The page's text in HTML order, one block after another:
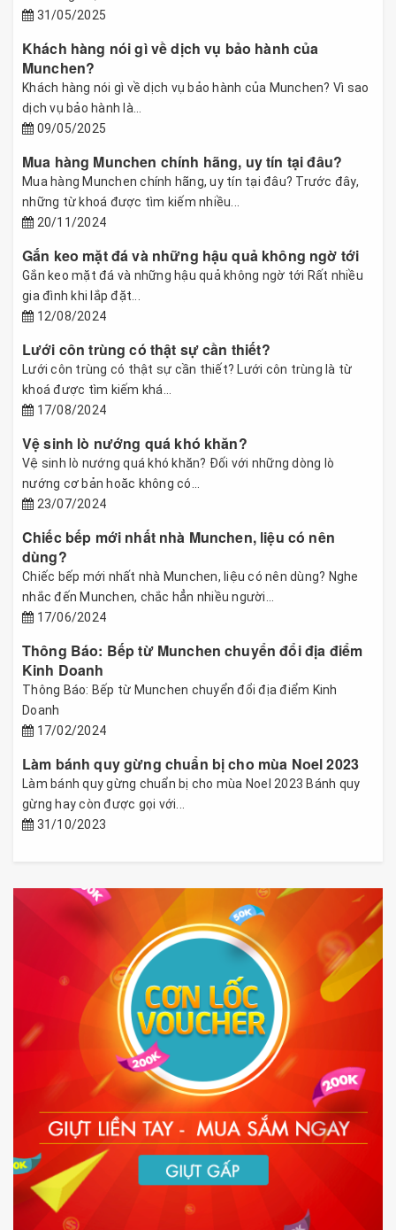
31/05/2025
Khách hàng nói gì về dịch vụ bảo hành của
Munchen?
Khách hàng nói gì về dịch vụ bảo hành của Munchen? Vì sao
dịch vụ bảo hành là...
09/05/2025
Mua hàng Munchen chính hãng, uy tín tại đâu?
Mua hàng Munchen chính hãng, uy tín tại đâu? Trước đây,
những từ khoá được tìm kiếm nhiều...
20/11/2024
Gắn keo mặt đá và những hậu quả không ngờ tới
Gắn keo mặt đá và những hậu quả không ngờ tới Rất nhiều
gia đình khi lắp đặt...
12/08/2024
Lưới côn trùng có thật sự cần thiết?
Lưới côn trùng có thật sự cần thiết? Lưới côn trùng là từ
khoá được tìm kiếm khá...
17/08/2024
Vệ sinh lò nướng quá khó khăn?
Vệ sinh lò nướng quá khó khăn? Đối với những dòng lò
nướng cơ bản hoăc không có...
23/07/2024
Chiếc bếp mới nhất nhà Munchen, liệu có nên
dùng?
Chiếc bếp mới nhất nhà Munchen, liệu có nên dùng? Nghe
nhắc đến Munchen, chắc hẳn nhiều người...
17/06/2024
Thông Báo: Bếp từ Munchen chuyển đổi địa điểm
Kinh Doanh
Thông Báo: Bếp từ Munchen chuyển đổi địa điểm Kinh
Doanh
17/02/2024
Làm bánh quy gừng chuẩn bị cho mùa Noel 2023
Làm bánh quy gừng chuẩn bị cho mùa Noel 2023 Bánh quy
gừng hay còn được gọi với...
31/10/2023